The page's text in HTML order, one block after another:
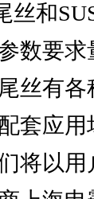
丝和
数要
丝有
套应
将以